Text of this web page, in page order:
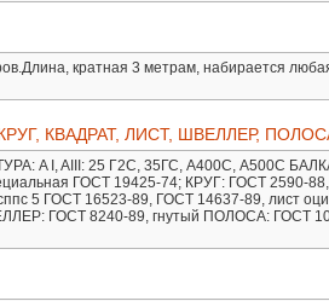
кратная 3 метрам, набирается
КВАДРАТ, ЛИСТ, ШВЕЛЛЕР,
A I, AIII: 25 Г2С, 35ГС, А400С, А500С
ГОСТ 19425-74; КРУГ: ГОСТ 2590-
5 ГОСТ 16523-89, ГОСТ 14637-89, лист
ГОСТ 8240-89, гнутый ПОЛОСА: ГОСТ